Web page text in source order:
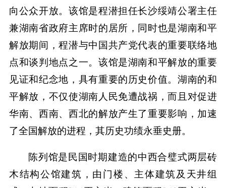
向公众开放。该馆是程潜担任长沙绥靖公署主任
兼湖南省政府主席时的居所，同时也是湖南和平
解放期间，程潜与中国共产党代表的重要联络地
点和谈判地点之一。该馆是湖南和平解放的重要
见证和纪念地，具有重要的历史价值。湖南的和
平解放，不仅使湖南人民免遭战祸，而且对促进
华南、西南、西北的解放产生了重要影响，加速
了全国解放的进程，其历史功绩永垂史册。
陈列馆是民国时期建造的中西合璧式两层砖
木结构公馆建筑，由门楼、主体建筑及天井组